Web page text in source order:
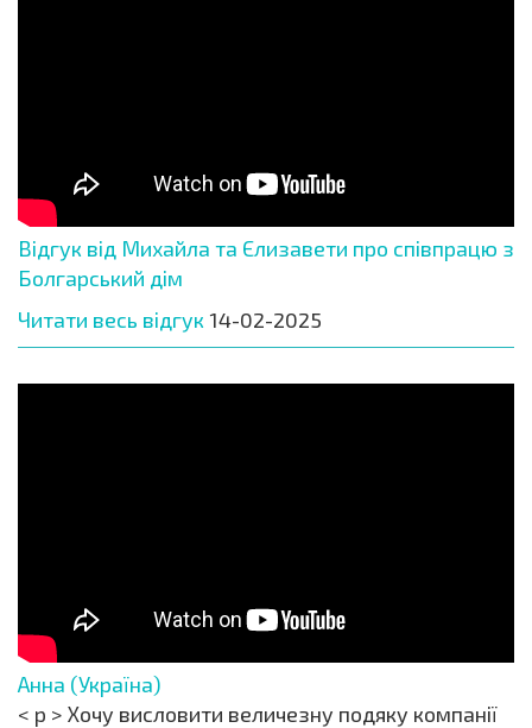
Відгук від Михайла та Єлизавети про співпрацю з
Болгарський дім
Читати весь відгук 14-02-2025
Анна (Україна)
< p > Хочу висловити величезну подяку компанії